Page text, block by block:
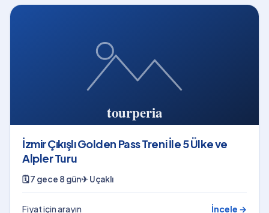
İzmir Çıkışlı Golden Pass Treni İle 5 Ülke ve
Alpler Turu
🗓7 gece 8 gün✈Uçaklı
Fiyat için arayın İncele →